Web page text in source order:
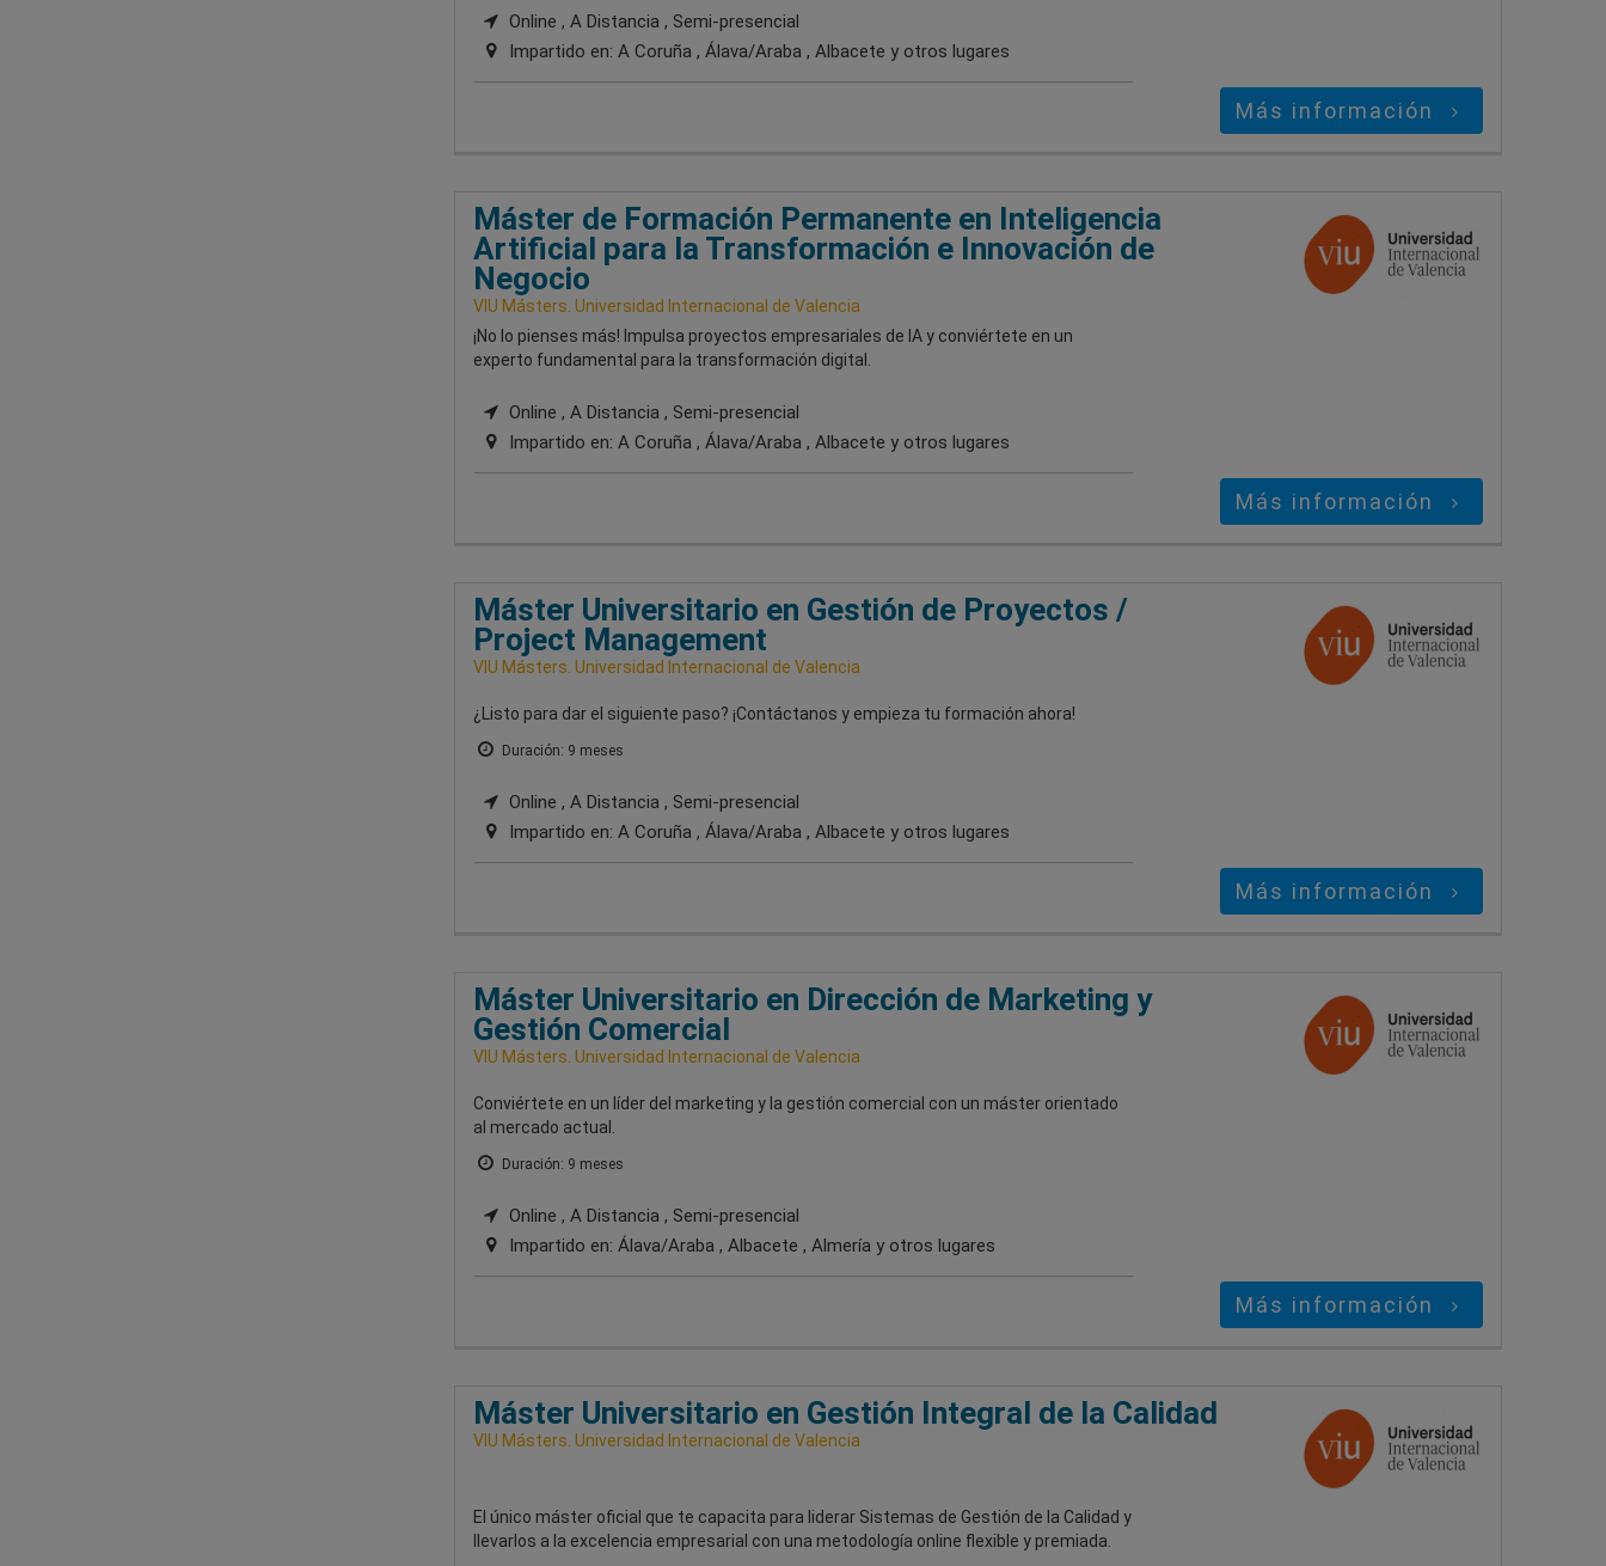
Online , A Distancia , Semi-presencial
Impartido en: A Coruña , Álava/Araba , Albacete y otros lugares
Más información
Máster de Formación Permanente en Inteligencia
Artificial para la Transformación e Innovación de
Negocio
VIU Másters. Universidad Internacional de Valencia
¡No lo pienses más! Impulsa proyectos empresariales de IA y conviértete en un
experto fundamental para la transformación digital.
Online , A Distancia , Semi-presencial
Impartido en: A Coruña , Álava/Araba , Albacete y otros lugares
Más información
Máster Universitario en Gestión de Proyectos /
Project Management
VIU Másters. Universidad Internacional de Valencia
¿Listo para dar el siguiente paso? ¡Contáctanos y empieza tu formación ahora!
Duración: 9 meses
Online , A Distancia , Semi-presencial
Impartido en: A Coruña , Álava/Araba , Albacete y otros lugares
Más información
Máster Universitario en Dirección de Marketing y
Gestión Comercial
VIU Másters. Universidad Internacional de Valencia
Conviértete en un líder del marketing y la gestión comercial con un máster orientado
al mercado actual.
Duración: 9 meses
Online , A Distancia , Semi-presencial
Impartido en: Álava/Araba , Albacete , Almería y otros lugares
Más información
Máster Universitario en Gestión Integral de la Calidad
VIU Másters. Universidad Internacional de Valencia
El único máster oficial que te capacita para liderar Sistemas de Gestión de la Calidad y
llevarlos a la excelencia empresarial con una metodología online flexible y premiada.